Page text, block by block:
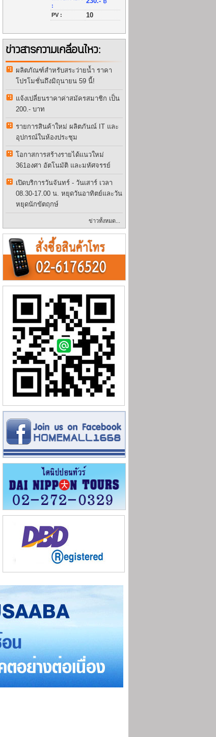
:
PV : 10
ข่าวสารความเคลื่อนไหว:
ผลิตภัณฑ์สำหรับสระว่ายน้ำ ราคา
โปรโมชั่นถึงมิถุนายน 59 นี้!
แจ้งเปลี่ยนราคาค่าสมัครสมาชิก เป็น
200.- บาท
รายการสินค้าใหม่ ผลิตภันณ์ IT และ
อุปกรณ์ในห้องประชุม
โอกาสการสร้างรายได้แนวใหม่
361องศา อัตโนมัติ และมหัศจรรย์
เปิดบริการวันจันทร์ - วันเสาร์ เวลา
08.30-17.00 น. หยุดวันอาทิตย์และวัน
หยุดนักขัตฤกษ์
ข่าวทั้งหมด...